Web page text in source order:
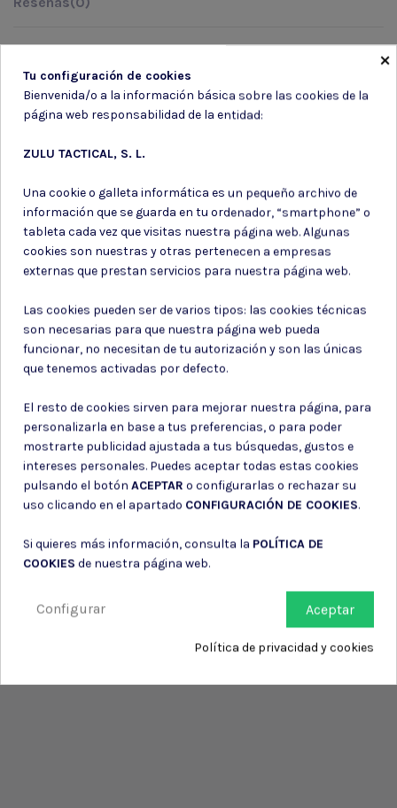
Marca
Suscríbete a nuestro boletín
Puede darse de baja en cualquier momento. Para ello, consulte nuestra
información de contacto en el aviso legal.
Consiento el uso de mis datos para los fines indicados en la
Consiento el uso de mis datos personales para recibir publicidad
de su entidad.
×
Tu configuración de cookies
Bienvenida/o a la información básica sobre las cookies de la
página web responsabilidad de la entidad:
ZULU TACTICAL, S. L.
Una cookie o galleta informática es un pequeño archivo de
información que se guarda en tu ordenador, “smartphone” o
tableta cada vez que visitas nuestra página web. Algunas
cookies son nuestras y otras pertenecen a empresas
externas que prestan servicios para nuestra página web.
Las cookies pueden ser de varios tipos: las cookies técnicas
son necesarias para que nuestra página web pueda
funcionar, no necesitan de tu autorización y son las únicas
que tenemos activadas por defecto.
El resto de cookies sirven para mejorar nuestra página, para
personalizarla en base a tus preferencias, o para poder
mostrarte publicidad ajustada a tus búsquedas, gustos e
intereses personales. Puedes aceptar todas estas cookies
pulsando el botón ACEPTAR o configurarlas o rechazar su
uso clicando en el apartado CONFIGURACIÓN DE COOKIES.
Si quieres más información, consulta la POLÍTICA DE
COOKIES de nuestra página web.
Aceptar
Configurar
Política de privacidad y cookies